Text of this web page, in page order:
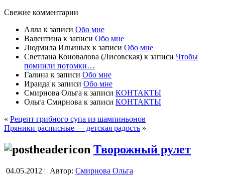
Свежие комментарии
Алла к записи Обо мне
Валентина к записи Обо мне
Людмила Ильиных к записи Обо мне
Светлана Коновалова (Лисовская) к записи Чтобы
помнили потомки…
Галина к записи Обо мне
Ираида к записи Обо мне
Смирнова Ольга к записи КОНТАКТЫ
Ольга Смирнова к записи КОНТАКТЫ
« Рецепт грибного супа из шампиньонов
Пряники расписные — детская радость »
Творожный рулет
04.05.2012 | Автор: Смирнова Ольга